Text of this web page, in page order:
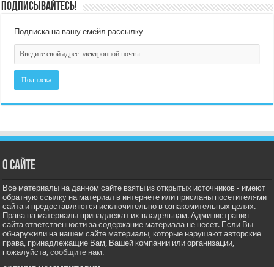
Подписывайтесь!
Подписка на вашу емейл рассылку
О сайте
Все материалы на данном сайте взяты из открытых источников - имеют
обратную ссылку на материал в интернете или присланы посетителями
сайта и предоставляются исключительно в ознакомительных целях.
Права на материалы принадлежат их владельцам. Администрация
сайта ответственности за содержание материала не несет. Если Вы
обнаружили на нашем сайте материалы, которые нарушают авторские
права, принадлежащие Вам, Вашей компании или организации,
пожалуйста,сообщите нам.